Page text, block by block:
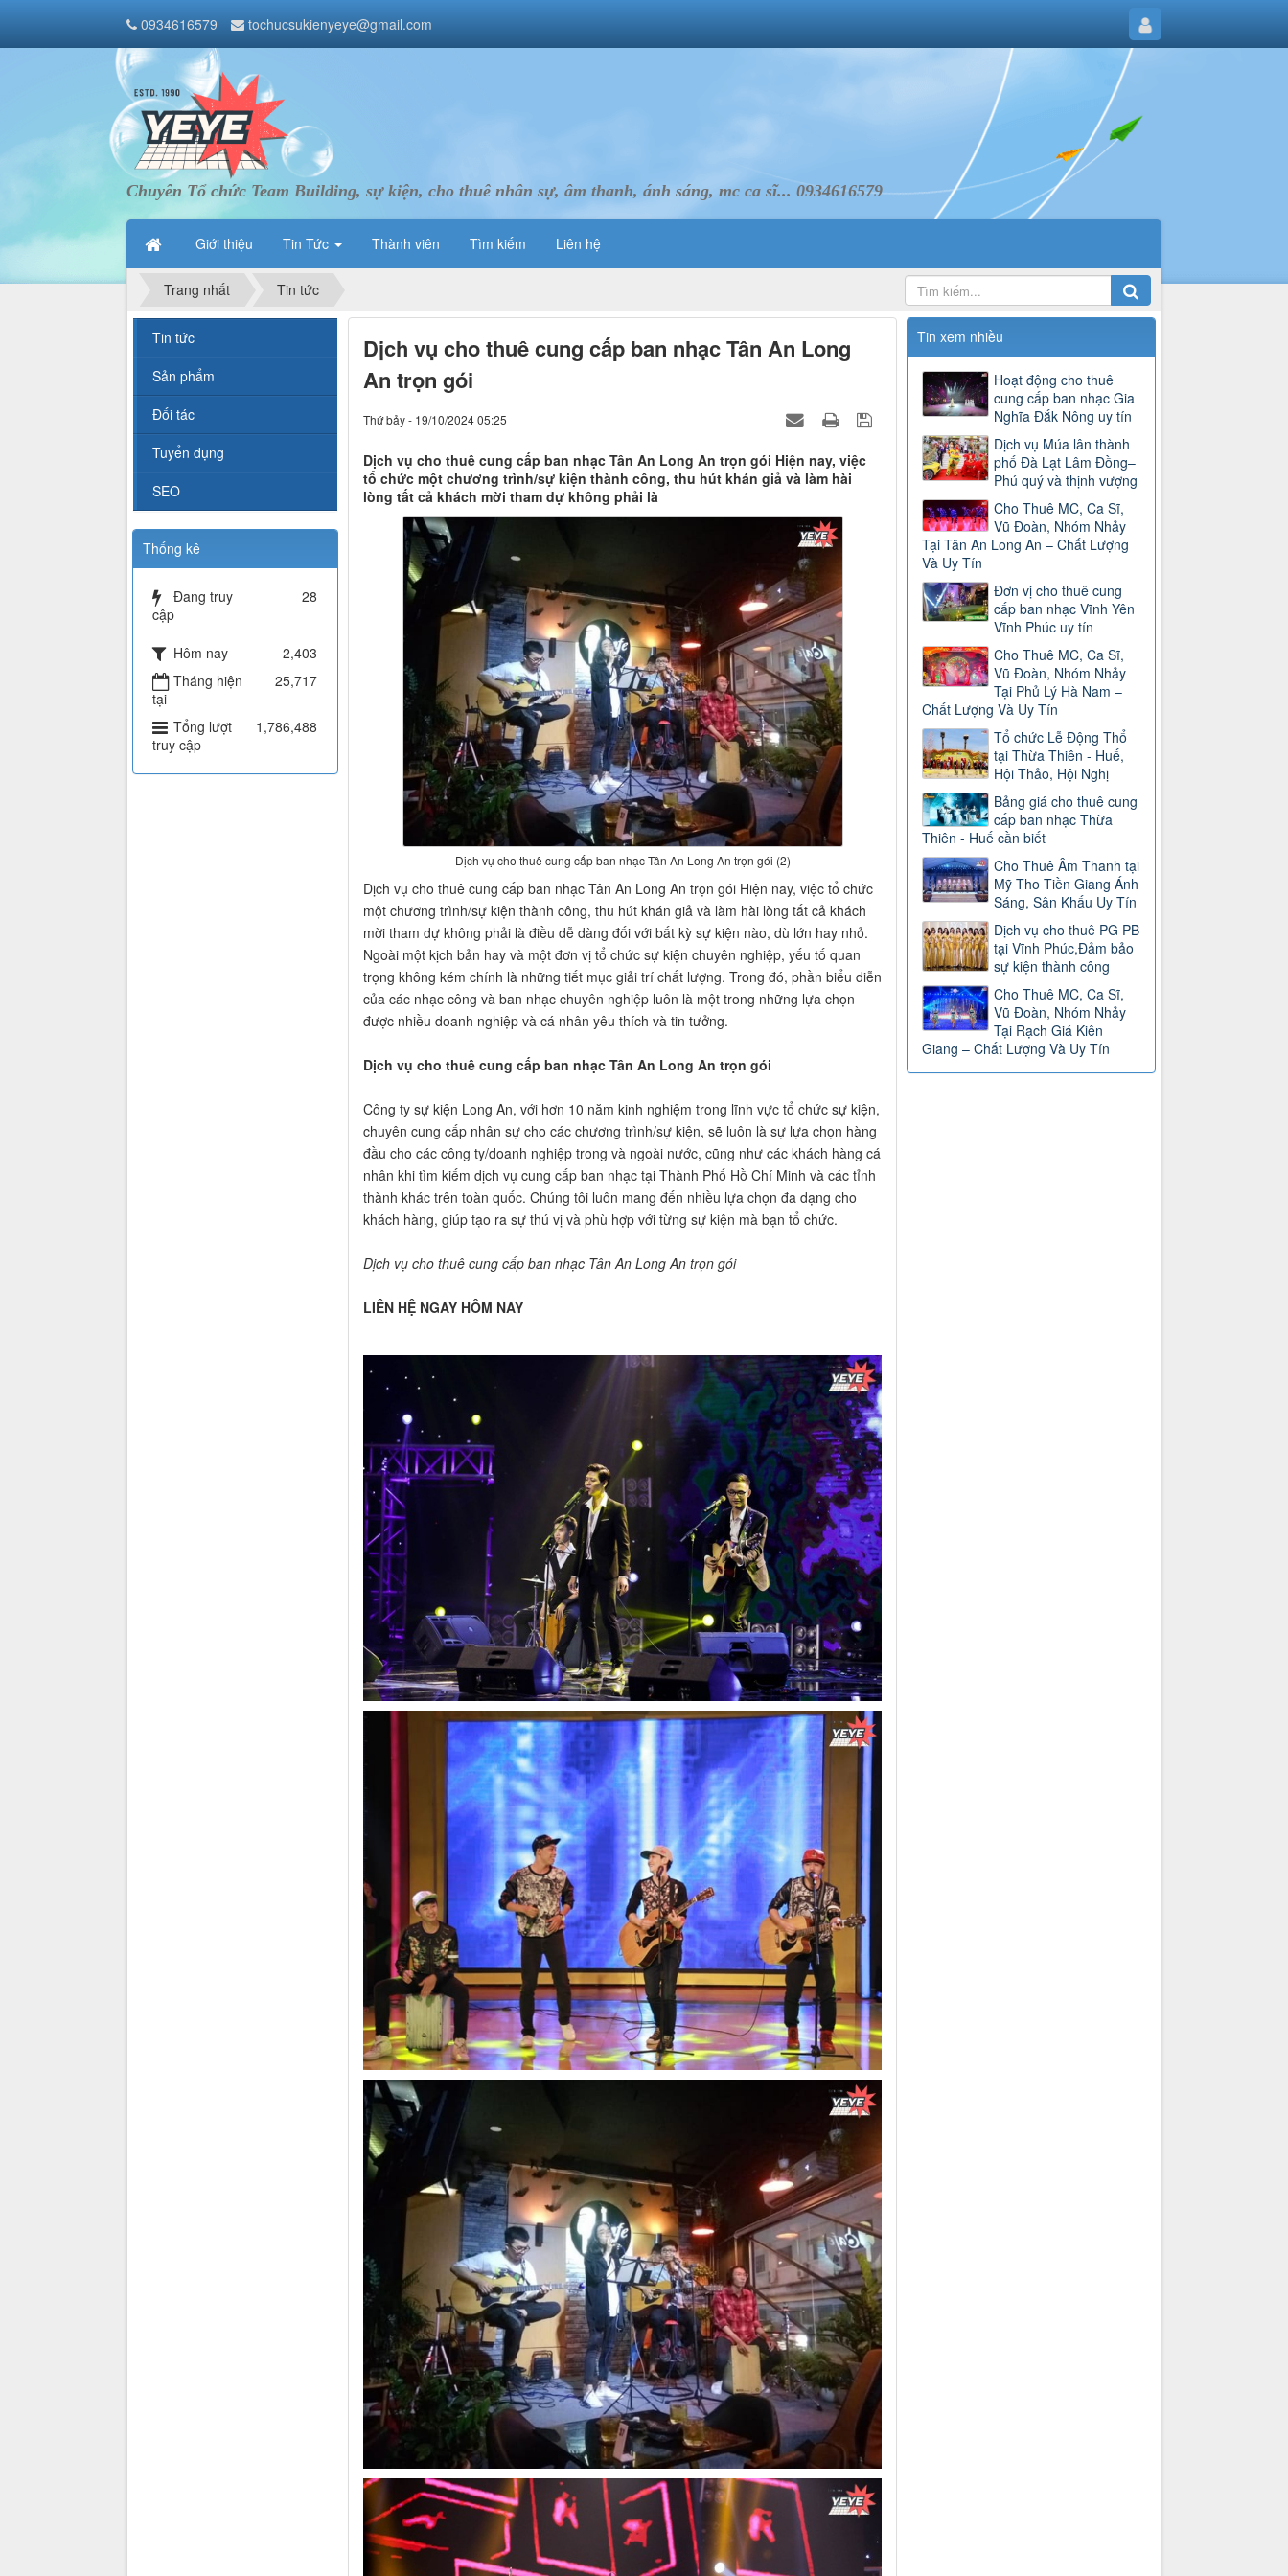
0934616579 tochucsukienyeye@gmail.com
Chuyên Tổ chức Team Building, sự kiện, cho thuê nhân sự, âm thanh, ánh sáng, mc ca sĩ... 0934616579
Giới thiệu Tin Tức Thành viên Tìm kiếm Liên hệ
Trang nhất Tin tức
Dịch vụ cho thuê cung cấp ban nhạc Tân An Long
An trọn gói
Thứ bảy - 19/10/2024 05:25
Dịch vụ cho thuê cung cấp ban nhạc Tân An Long An trọn gói Hiện nay, việc
tổ chức một chương trình/sự kiện thành công, thu hút khán giả và làm hài
lòng tất cả khách mời tham dự không phải là
Dịch vụ cho thuê cung cấp ban nhạc Tân An Long An trọn gói (2)
Dịch vụ cho thuê cung cấp ban nhạc Tân An Long An trọn gói Hiện nay, việc tổ chức
một chương trình/sự kiện thành công, thu hút khán giả và làm hài lòng tất cả khách
mời tham dự không phải là điều dễ dàng đối với bất kỳ sự kiện nào, dù lớn hay nhỏ.
Ngoài một kịch bản hay và một đơn vị tổ chức sự kiện chuyên nghiệp, yếu tố quan
trọng không kém chính là những tiết mục giải trí chất lượng. Trong đó, phần biểu diễn
của các nhạc công và ban nhạc chuyên nghiệp luôn là một trong những lựa chọn
được nhiều doanh nghiệp và cá nhân yêu thích và tin tưởng.
Dịch vụ cho thuê cung cấp ban nhạc Tân An Long An trọn gói
Công ty sự kiện Long An, với hơn 10 năm kinh nghiệm trong lĩnh vực tổ chức sự kiện,
chuyên cung cấp nhân sự cho các chương trình/sự kiện, sẽ luôn là sự lựa chọn hàng
đầu cho các công ty/doanh nghiệp trong và ngoài nước, cũng như các khách hàng cá
nhân khi tìm kiếm dịch vụ cung cấp ban nhạc tại Thành Phố Hồ Chí Minh và các tỉnh
thành khác trên toàn quốc. Chúng tôi luôn mang đến nhiều lựa chọn đa dạng cho
khách hàng, giúp tạo ra sự thú vị và phù hợp với từng sự kiện mà bạn tổ chức.
Dịch vụ cho thuê cung cấp ban nhạc Tân An Long An trọn gói
LIÊN HỆ NGAY HÔM NAY
Tin xem nhiều
Hoạt động cho thuê
cung cấp ban nhạc Gia
Nghĩa Đắk Nông uy tín
Dịch vụ Múa lân thành
phố Đà Lạt Lâm Đồng–
Phú quý và thịnh vượng
Cho Thuê MC, Ca Sĩ,
Vũ Đoàn, Nhóm Nhảy
Tại Tân An Long An – Chất Lượng
Và Uy Tín
Đơn vị cho thuê cung
cấp ban nhạc Vĩnh Yên
Vĩnh Phúc uy tín
Cho Thuê MC, Ca Sĩ,
Vũ Đoàn, Nhóm Nhảy
Tại Phủ Lý Hà Nam –
Chất Lượng Và Uy Tín
Tổ chức Lễ Động Thổ
tại Thừa Thiên - Huế,
Hội Thảo, Hội Nghị
Bảng giá cho thuê cung
cấp ban nhạc Thừa
Thiên - Huế cần biết
Cho Thuê Âm Thanh tại
Mỹ Tho Tiền Giang Ánh
Sáng, Sân Khấu Uy Tín
Dịch vụ cho thuê PG PB
tại Vĩnh Phúc,Đảm bảo
sự kiện thành công
Cho Thuê MC, Ca Sĩ,
Vũ Đoàn, Nhóm Nhảy
Tại Rạch Giá Kiên
Giang – Chất Lượng Và Uy Tín
Tin tức
Sản phẩm
Đối tác
Tuyển dụng
SEO
Thống kê
Đang truy
cập
28
Hôm nay
2,403
Tháng hiện
tại
25,717
Tổng lượt
truy cập
1,786,488